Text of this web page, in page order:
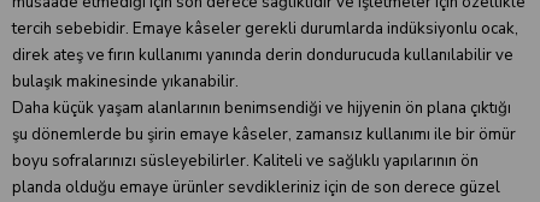
tercih sebebidir. Emaye kâseler gerekli durumlarda indüksiyonlu ocak,
direk ateş ve fırın kullanımı yanında derin dondurucuda kullanılabilir ve
bulaşık makinesinde yıkanabilir.
Daha küçük yaşam alanlarının benimsendiği ve hijyenin ön plana çıktığı
şu dönemlerde bu şirin emaye kâseler, zamansız kullanımı ile bir ömür
boyu sofralarınızı süsleyebilirler. Kaliteli ve sağlıklı yapılarının ön
planda olduğu emaye ürünler sevdikleriniz için de son derece güzel